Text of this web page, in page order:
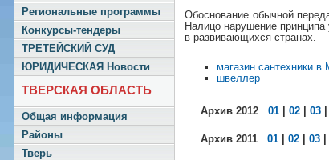
Региональные программы
Конкурсы-тендеры
ТРЕТЕЙСКИЙ СУД
ЮРИДИЧЕСКАЯ Новости
ТВЕРСКАЯ ОБЛАСТЬ
Общая информация
Районы
Тверь
Обоснование обычной
Налицо нарушение
в развивающихся странах.
магазин сантехники в
швеллер
Архив 2012 01 02 03
Архив 2011 01 02 03